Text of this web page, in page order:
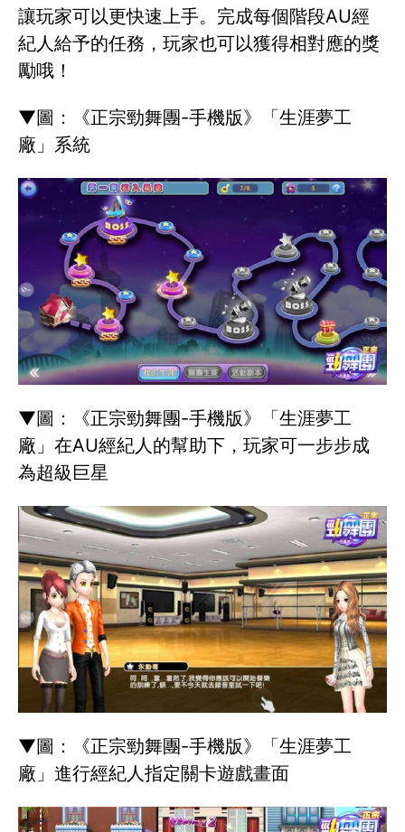
讓玩家可以更快速上手。完成每個階段AU經
紀人給予的任務，玩家也可以獲得相對應的獎
勵哦！
▼圖：《正宗勁舞團-手機版》「生涯夢工
廠」系統
▼圖：《正宗勁舞團-手機版》「生涯夢工
廠」在AU經紀人的幫助下，玩家可一步步成
為超級巨星
▼圖：《正宗勁舞團-手機版》「生涯夢工
廠」進行經紀人指定關卡遊戲畫面